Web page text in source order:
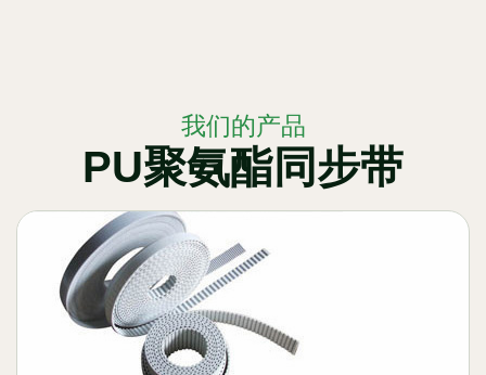
我们的产品
PU聚氨酯同步带